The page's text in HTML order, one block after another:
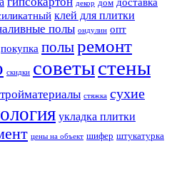
декор дом доставка
клей для плитки
полы ондулин опт
покупка полыремонт
скидки советыстены
стяжка сухие
укладка плитки
цены на объект шифер штукатурка